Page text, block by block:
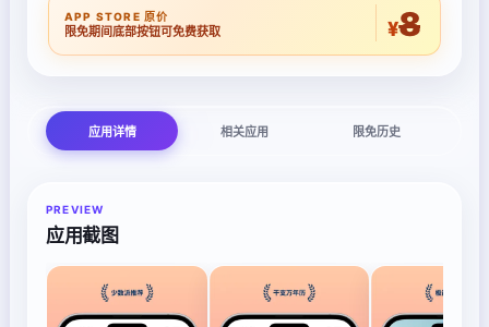
APP STORE 原价
限免期间底部按钮可免费获取 ¥8
应用详情 相关应用 限免历史
PREVIEW
应用截图